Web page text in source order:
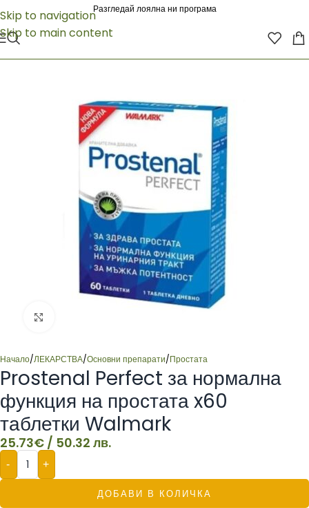
Skip to navigation
Skip to main content
Разгледай лоялна ни програма
Начало/ЛЕКАРСТВА/Основни препарати/Простата
Prostenal Perfect за нормална
функция на простата x60
таблетки Walmark
25.73€ / 50.32 лв.
- +
ДОБАВИ В КОЛИЧКА